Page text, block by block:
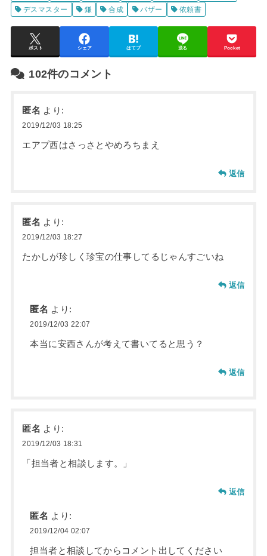
デスマスター
鎌 合成 バザー 依頼書
ポスト シェア はてブ 送る Pocket
102件のコメント
匿名 より:
2019/12/03 18:25
エアプ西はさっさとやめろちまえ
返信
匿名 より:
2019/12/03 18:27
たかしが珍しく珍宝の仕事してるじゃんすごいね
返信
匿名 より:
2019/12/03 22:07
本当に安西さんが考えて書いてると思う？
返信
匿名 より:
2019/12/03 18:31
「担当者と相談します。」
返信
匿名 より:
2019/12/04 02:07
担当者と相談してからコメント出してください